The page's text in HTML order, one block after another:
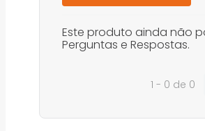
Este produto ainda não
Perguntas e Respostas.
1 - 0 de 0